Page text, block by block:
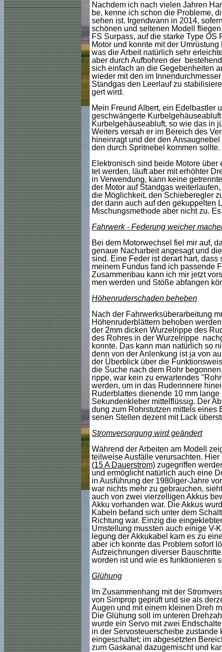
Nachdem ich nach vielen Jahren
be, kenne ich schon die Probleme,
sehen ist. Irgendwann in 2014,
schönen und seltenen Modell
FS Surpass, auf die starke Type
Motor und konnte mit der
was die Arbeit natürlich sehr
aber durch Aufbohren der
sich einfach an die Gegebenheiten
wieder mit den im
Standgas den Leerlauf zu
gert wird.
Mein Freund Albert, ein Edelbastler
geschwängerte
Kurbelgehäuseabluft, so wie das in
Weiters versah er im Bereich des
hineinragt und der den
den durch Spritnebel kommen
Elektronisch sind beide Motore
tet werden, läuft aber mit erhöhter
in Verwendung, kann keine
der Motor auf Standgas
die Möglichkeit, den Schieberegler
der dann auch auf den gekuppelten
Mischungsmethode aber nicht zu.
Fahrwerk - Federung weicher
Bei dem Motorwechsel fiel mir auf,
genaue Nacharbeit angesagt und
sind. Eine Feder ist derart hart,
meinem Fundus fand ich passende
Zusammenbau kann ich mir jetzt
men werden und Stöße abfangen
Höhenruderschaden beheben
Nach der Fahrwerksüberarbeitung
Höhenruderblättern behoben
der 2mm dicken Wurzelrippe des
des Rohres in der Wurzelrippe
konnte. Das kann man natürlich so
denn von der Anlenkung ist ja von
der Überblick über die
die Suche nach dem Rohr
rippe, war kein zu erwartendes
werden, um in das Ruderinnere
Ruderblattes dienende 10 mm
Sekundenkleber mittelflüssig. Der
dung zum Rohrstutzen mittels
senen Stellen dezent mit Lack
Stromversorgung wird geändert
Während der Arbeiten am Modell
teilweise Ausfälle verursachten.
(15 A Dauerstrom) zugegriffen
und ermöglicht natürlich auch eine
in Ausführung der 1980iger-Jahre
war nichts mehr zu gebrauchen,
auch von zwei vierzelligen Akkus
Akku vorhanden war. Die Akkus
Kabeln befand sich unter dem
Richtung war. Einzig die
Umstellung mussten auch einige V-
legung der Akkukabel kam es zu
aber ich konnte das Problem sofort
Aufzeichnungen diverser
worden ist und wie es funktionieren
Glühung
Im Zusammenhang mit der
von Simprop geprüft und sie als
Augen und mit einem kleinen Dreh
Die Glühung soll im unteren
wurde ein Servo mit zwei
in der Servosteuerscheibe
eingeschaltet; im abgesetzten
zum Gaskanal dazugemischt und